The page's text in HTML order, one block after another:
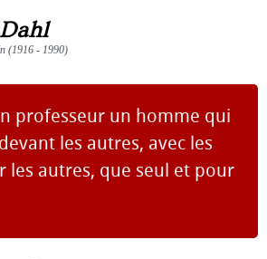
(1916 - 1990)
professeur un homme qui
les autres, avec les
les autres, que seul et pour